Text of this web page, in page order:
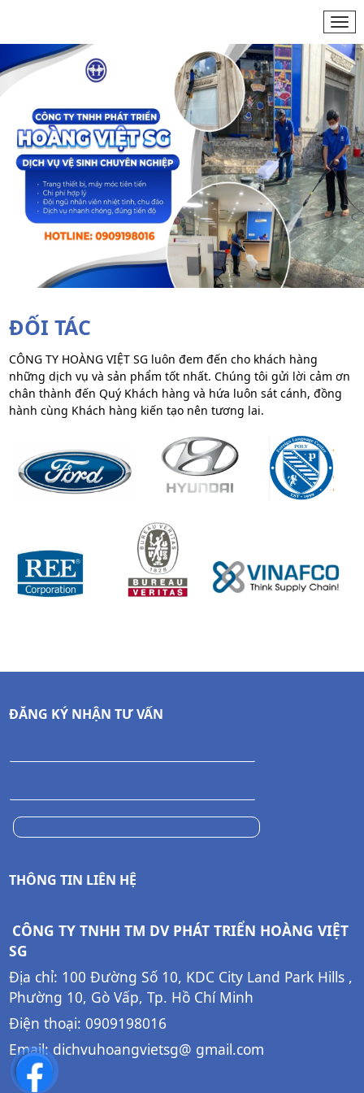
ĐỐI TÁC
CÔNG TY HOÀNG VIỆT SG luôn đem đến cho khách hàng
những dịch vụ và sản phẩm tốt nhất. Chúng tôi gửi lời cảm ơn
chân thành đến Quý Khách hàng và hứa luôn sát cánh, đồng
hành cùng Khách hàng kiến tạo nên tương lai.
ĐĂNG KÝ NHẬN TƯ VẤN
THÔNG TIN LIÊN HỆ
CÔNG TY TNHH TM DV PHÁT TRIỂN HOÀNG VIỆT
SG
Địa chỉ: 100 Đường Số 10, KDC City Land Park Hills ,
Phường 10, Gò Vấp, Tp. Hồ Chí Minh
Điện thoại: 0909198016
Email: dichvuhoangvietsg@ gmail.com